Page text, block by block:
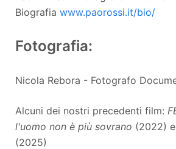
Biografia www.paorossi.it/bio/
Fotografia:
Nicola Rebora - Fotografo
Alcuni dei nostri precedenti film:
l'uomo non è più sovrano (2022) e
(2025)